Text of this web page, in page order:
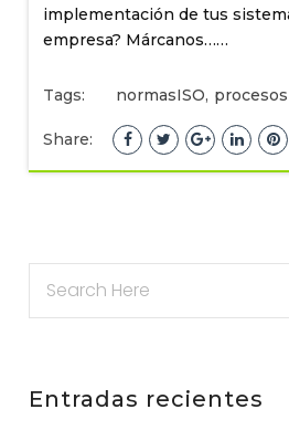
implementación de tus
empresa? Márcanos……
Tags: normasISO, procesos
Share:
Entradas recientes